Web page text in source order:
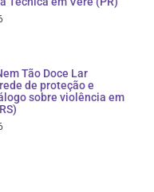
Tão Doce Lar
de proteção e
sobre violência em